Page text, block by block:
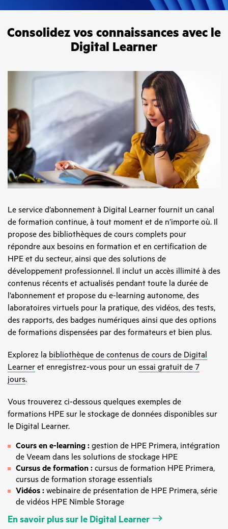
Consolidez vos connaissances avec le
Digital Learner
Le service d’abonnement à Digital Learner fournit un canal
de formation continue, à tout moment et de n’importe où. Il
propose des bibliothèques de cours complets pour
répondre aux besoins en formation et en certification de
HPE et du secteur, ainsi que des solutions de
développement professionnel. Il inclut un accès illimité à des
contenus récents et actualisés pendant toute la durée de
l’abonnement et propose du e-learning autonome, des
laboratoires virtuels pour la pratique, des vidéos, des tests,
des rapports, des badges numériques ainsi que des options
de formations dispensées par des formateurs et bien plus.
Explorez la bibliothèque de contenus de cours de Digital
Learner et enregistrez-vous pour un essai gratuit de 7
jours.
Vous trouverez ci-dessous quelques exemples de
formations HPE sur le stockage de données disponibles sur
le Digital Learner.
Cours en e-learning : gestion de HPE Primera, intégration
de Veeam dans les solutions de stockage HPE
Cursus de formation : cursus de formation HPE Primera,
cursus de formation storage essentials
Vidéos : webinaire de présentation de HPE Primera, série
de vidéos HPE Nimble Storage
En savoir plus sur le Digital Learner